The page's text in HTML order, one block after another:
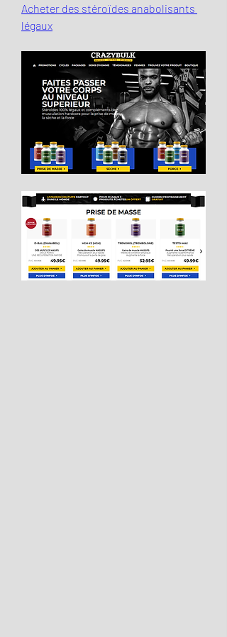
Acheter des stéroïdes anabolisants
légaux